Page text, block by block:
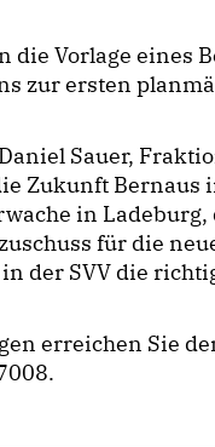
die Vorlage eines
zur ersten
Sauer,
Zukunft Bernaus
in
für die
der SVV die
erreichen Sie